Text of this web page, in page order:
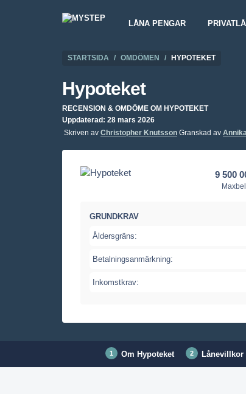
LÅNA PENGAR
STARTSIDA OMDÖMEN HYPOTEKET
Hypoteket
RECENSION & OMDÖME OM HYPOTEKET
Uppdaterad: 28 mars 2026
Skriven av Christopher Knutsson Granskad av
9 500
GRUNDKRAV
Åldersgräns:
Betalningsanmärkning:
Inkomstkrav:
Om Hypoteket Lånevillkor